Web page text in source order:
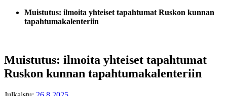
Muistutus: ilmoita yhteiset tapahtumat Ruskon kunnan
tapahtumakalenteriin
Muistutus: ilmoita yhteiset tapahtumat
Ruskon kunnan tapahtumakalenteriin